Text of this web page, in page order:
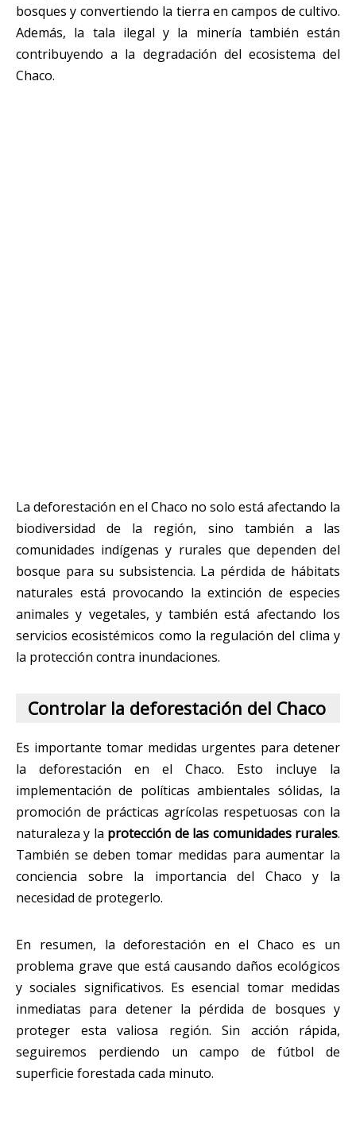
bosques y convertiendo la tierra en campos de cultivo.
Además, la tala ilegal y la minería también están
contribuyendo a la degradación del ecosistema del
Chaco.
La deforestación en el Chaco no solo está afectando la
biodiversidad de la región, sino también a las
comunidades indígenas y rurales que dependen del
bosque para su subsistencia. La pérdida de hábitats
naturales está provocando la extinción de especies
animales y vegetales, y también está afectando los
servicios ecosistémicos como la regulación del clima y
la protección contra inundaciones.
Controlar la deforestación del Chaco
Es importante tomar medidas urgentes para detener
la deforestación en el Chaco. Esto incluye la
implementación de políticas ambientales sólidas, la
promoción de prácticas agrícolas respetuosas con la
naturaleza y la protección de las comunidades rurales.
También se deben tomar medidas para aumentar la
conciencia sobre la importancia del Chaco y la
necesidad de protegerlo.
En resumen, la deforestación en el Chaco es un
problema grave que está causando daños ecológicos
y sociales significativos. Es esencial tomar medidas
inmediatas para detener la pérdida de bosques y
proteger esta valiosa región. Sin acción rápida,
seguiremos perdiendo un campo de fútbol de
superficie forestada cada minuto.